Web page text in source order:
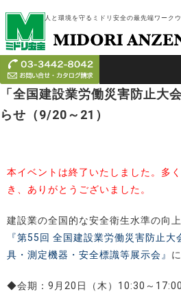
人と環境を守るミドリ安全の最先端ワーク
「全国建設業労働災害防止大
らせ（9/20～21）
本イベントは終了いたしました。多
き、ありがとうございました。
建設業の全国的な安全衛生水準の向
『第55回 全国建設業労働災害防止
具・測定機器・安全標識等展示会』
◆会期：9月20日（木）10:30～